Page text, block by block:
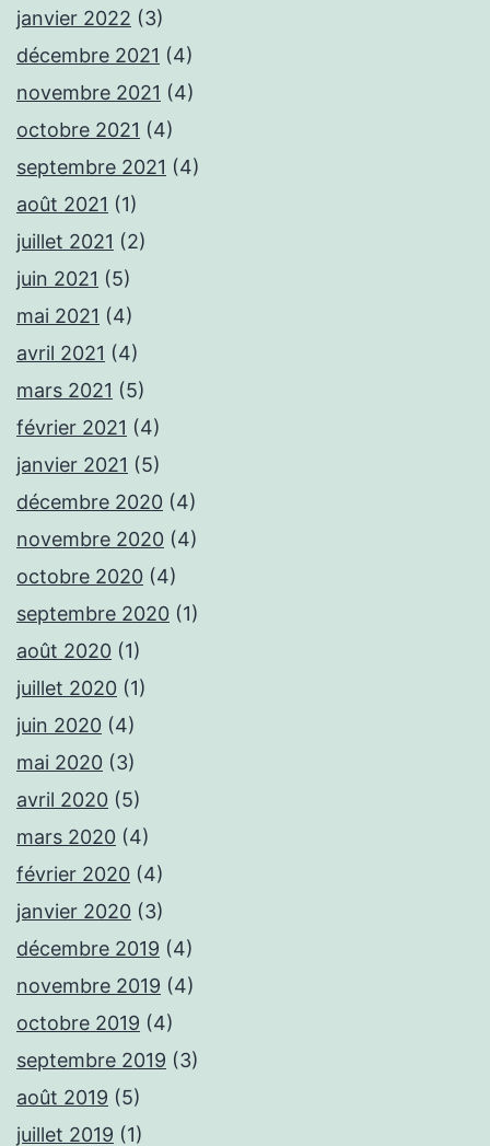
janvier 2022 (3)
décembre 2021 (4)
novembre 2021 (4)
octobre 2021 (4)
septembre 2021 (4)
août 2021 (1)
juillet 2021 (2)
juin 2021 (5)
mai 2021 (4)
avril 2021 (4)
mars 2021 (5)
février 2021 (4)
janvier 2021 (5)
décembre 2020 (4)
novembre 2020 (4)
octobre 2020 (4)
septembre 2020 (1)
août 2020 (1)
juillet 2020 (1)
juin 2020 (4)
mai 2020 (3)
avril 2020 (5)
mars 2020 (4)
février 2020 (4)
janvier 2020 (3)
décembre 2019 (4)
novembre 2019 (4)
octobre 2019 (4)
septembre 2019 (3)
août 2019 (5)
juillet 2019 (1)